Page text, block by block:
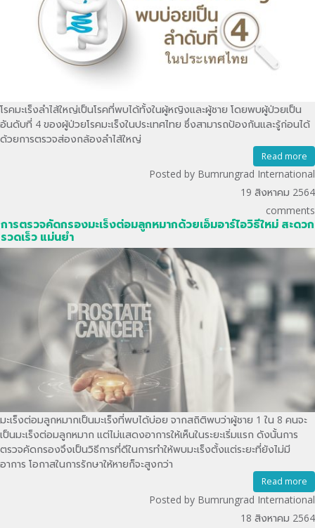
โรคมะเร็งลำไส้ใหญ่เป็นโรคที่พบได้ทั้งในผู้หญิงและผู้ชาย โดยพบผู้ป่วยเป็น
อันดับที่ 4 ของผู้ป่วยโรคมะเร็งในประเทศไทย ซึ่งสามารถป้องกันและรู้ก่อนได้
ด้วยการตรวจส่องกล้องลำไส้ใหญ่
Read more
Posted by Bumrungrad International
19 สิงหาคม 2564
comments
การตรวจคัดกรองมะเร็งต่อมลูกหมากด้วยเอ็มอาร์ไอวิธีใหม่ สะดวก
รวดเร็ว แม่นยำ
มะเร็งต่อมลูกหมากเป็นมะเร็งที่พบได้บ่อย จากสถิติพบว่าผู้ชาย 1 ใน 8 คนจะ
เป็นมะเร็งต่อมลูกหมาก แต่ไม่แสดงอาการให้เห็นในระยะเริ่มแรก ดังนั้นการ
ตรวจคัดกรองจึงเป็นวิธีการที่ดีในการทำให้พบมะเร็งตั้งแต่ระยะที่ยังไม่มี
อาการ โอกาสในการรักษาให้หายก็จะสูงกว่า
Read more
Posted by Bumrungrad International
18 สิงหาคม 2564